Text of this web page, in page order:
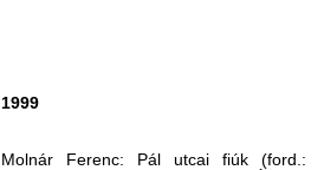
1999
Molnár Ferenc: Pál utcai fiúk (ford.: